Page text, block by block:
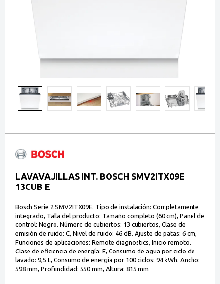
LAVAVAJILLAS INT. BOSCH SMV2ITX09E
13CUB E
Bosch Serie 2 SMV2ITX09E. Tipo de instalación: Completamente
integrado, Talla del producto: Tamaño completo (60 cm), Panel de
control: Negro. Número de cubiertos: 13 cubiertos, Clase de
emisión de ruido: C, Nivel de ruido: 46 dB. Ajuste de patas: 6 cm,
Funciones de aplicaciones: Remote diagnostics, Inicio remoto.
Clase de eficiencia de energía: E, Consumo de agua por ciclo de
lavado: 9,5 L, Consumo de energía por 100 ciclos: 94 kWh. Ancho:
598 mm, Profundidad: 550 mm, Altura: 815 mm